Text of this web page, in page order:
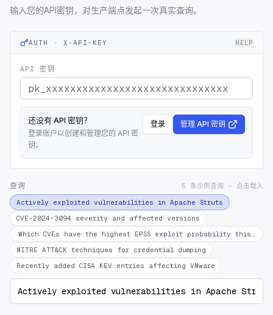
输入您的API密钥，对生产端点发起一次真实查询。
AUTH · X-API-KEY HELP
API 密钥
还没有 API 密钥？
登录账户以创建和管理您的 API 密
钥。
登录 管理 API 密钥
查询 5 条示例查询 — 点击载入
Actively exploited vulnerabilities in Apache Struts
CVE-2024-3094 severity and affected versions
Which CVEs have the highest EPSS exploit probability this
MITRE ATT&CK techniques for credential dumping
Recently added CISA KEV entries affecting VMware